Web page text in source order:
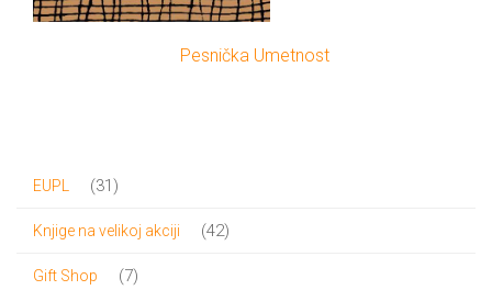
Pesnička Umetnost
EUPL 31 31
Knjige na velikoj akciji 4242
Gift Shop 77